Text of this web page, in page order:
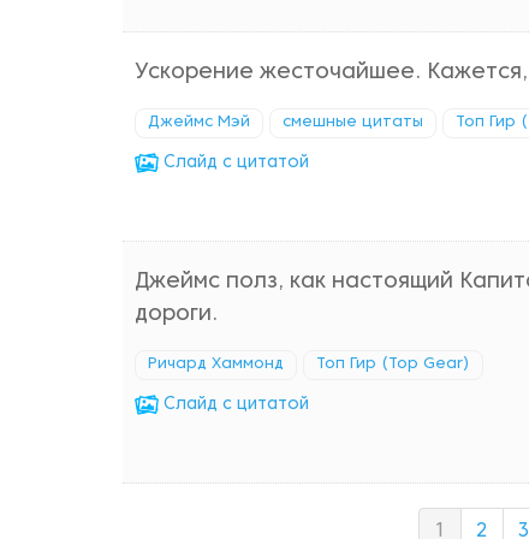
Ускорение жесточайшее. Кажется,
Джеймс Мэй смешные цитаты Топ Гир
Cлайд с цитатой
Джеймс полз, как настоящий
дороги.
Ричард Хаммонд Топ Гир (Top Gear)
Cлайд с цитатой
2 3